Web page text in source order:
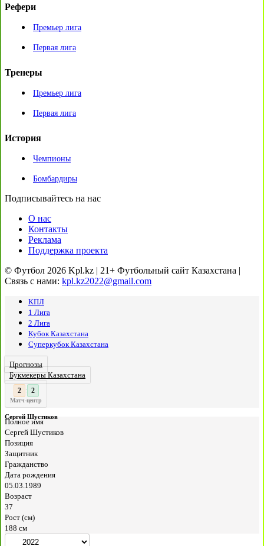
Рефери
Премьер лига
Первая лига
Тренеры
Премьер лига
Первая лига
История
Чемпионы
Бомбардиры
Подписывайтесь на нас
О нас
Контакты
Реклама
Поддержка проекта
© Футбол 2026 Kpl.kz | 21+ Футбольный сайт Казахстана |
Связь с нами: kpl.kz2022@gmail.com
КПЛ
1 Лига
2 Лига
Кубок Казахстана
Суперкубок Казахстана
Прогнозы
Букмекеры Казахстана
: 2
Матч-центр
Сергей Шустиков
Полное имя
Сергей Шустиков
Позиция
Защитник
Гражданство
Дата рождения
05.03.1989
Возраст
37
Рост (см)
188 см